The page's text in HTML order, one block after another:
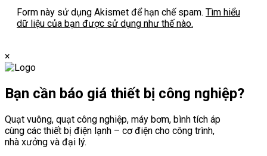
Form này sử dụng Akismet để hạn chế spam. Tìm hiểu
dữ liệu của bạn được sử dụng như thế nào.
×
Bạn cần báo giá thiết bị công nghiệp?
Quạt vuông, quạt công nghiệp, máy bơm, bình tích áp
cùng các thiết bị điện lạnh – cơ điện cho công trình,
nhà xưởng và đại lý.